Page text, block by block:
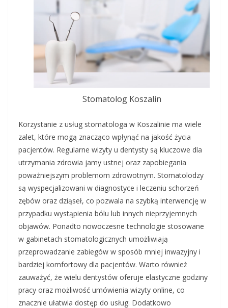
Stomatolog Koszalin
Korzystanie z usług stomatologa w Koszalinie ma wiele
zalet, które mogą znacząco wpłynąć na jakość życia
pacjentów. Regularne wizyty u dentysty są kluczowe dla
utrzymania zdrowia jamy ustnej oraz zapobiegania
poważniejszym problemom zdrowotnym. Stomatolodzy
są wyspecjalizowani w diagnostyce i leczeniu schorzeń
zębów oraz dziąseł, co pozwala na szybką interwencję w
przypadku wystąpienia bólu lub innych nieprzyjemnych
objawów. Ponadto nowoczesne technologie stosowane
w gabinetach stomatologicznych umożliwiają
przeprowadzanie zabiegów w sposób mniej inwazyjny i
bardziej komfortowy dla pacjentów. Warto również
zauważyć, że wielu dentystów oferuje elastyczne godziny
pracy oraz możliwość umówienia wizyty online, co
znacznie ułatwia dostęp do usług. Dodatkowo